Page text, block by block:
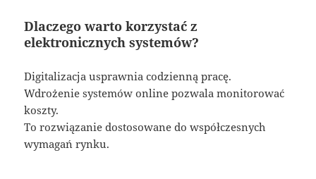
Dlaczego warto korzystać z
elektronicznych systemów?
Digitalizacja usprawnia codzienną pracę.
Wdrożenie systemów online pozwala monitorować
koszty.
To rozwiązanie dostosowane do współczesnych
wymagań rynku.